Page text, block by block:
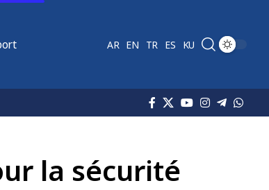
AR EN TR ES KU
la sécurité